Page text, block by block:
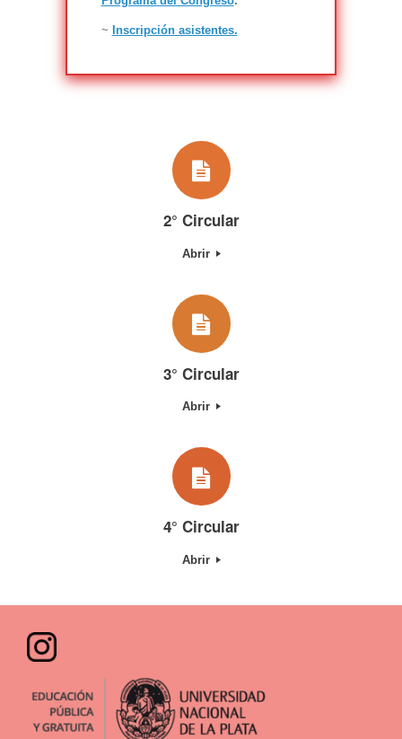
~ Inscripción asistentes.
2° Circular
Abrir
3° Circular
Abrir
4° Circular
Abrir